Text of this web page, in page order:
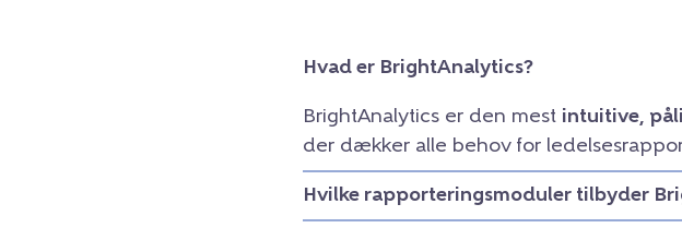
Hvad er BrightAnalytics?
BrightAnalytics er den mest intuitive,
der dækker alle behov for
Hvilke rapporteringsmoduler tilbyder